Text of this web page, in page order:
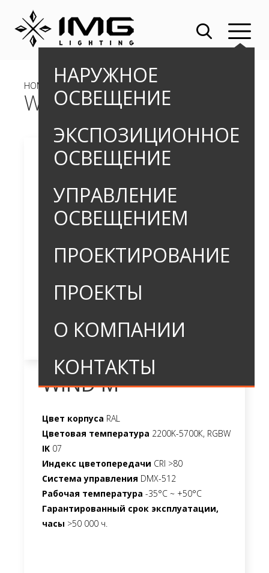
НАРУЖНОЕ
ОСВЕЩЕНИЕ
ЭКСПОЗИЦИОННОЕ
ОСВЕЩЕНИЕ
УПРАВЛЕНИЕ
ОСВЕЩЕНИЕМ
ПРОЕКТИРОВАНИЕ
ПРОЕКТЫ
О КОМПАНИИ
КОНТАКТЫ
HOME » NEW» WIND M
WIND M
WIND M
Цвет корпуса RAL
Цветовая температура 2200K-5700К, RGBW
IK 07
Индекс цветопередачи CRI >80
Система управления DMX-512
Рабочая температура -35°C ~ +50°C
Гарантированный срок эксплуатации,
часы >50 000 ч.